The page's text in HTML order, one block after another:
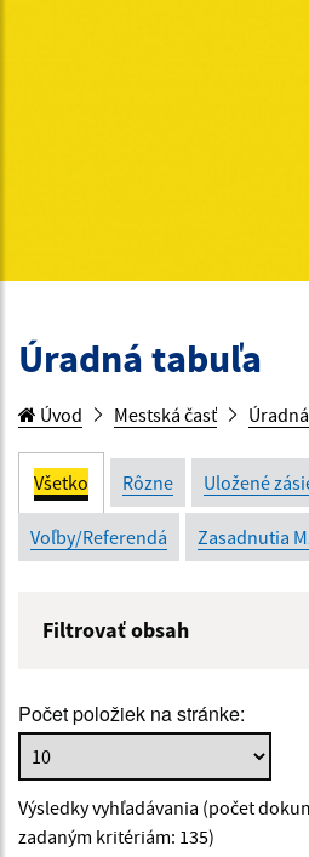
Úradná tabuľa
Úvod Mestská časť
Všetko Rôzne Uložené
Voľby/Referendá Zasadnutia
Filtrovať obsah
Popis:
Dátum zverejnenia od:
Počet položiek na stránke:
Výsledky vyhľadávania (počet
zadaným kritériám: 135)